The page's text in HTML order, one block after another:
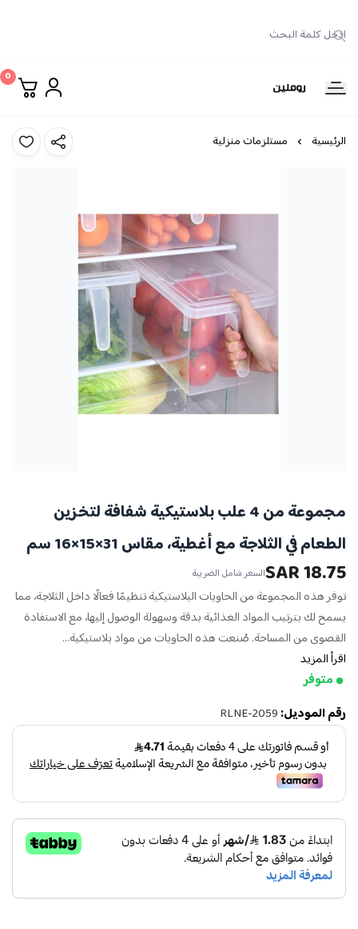
روملين
0
الرئيسية مستلزمات منزلية
مجموعة من 4 علب بلاستيكية شفافة لتخزين
الطعام في الثلاجة مع أغطية، مقاس 31×15×16 سم
18.75 SAR السعر شامل الضريبة
توفر هذه المجموعة من الحاويات البلاستيكية تنظيمًا فعالًا داخل الثلاجة، مما
يسمح لك بترتيب المواد الغذائية بدقة وسهولة الوصول إليها، مع الاستفادة
القصوى من المساحة. صُنعت هذه الحاويات من مواد بلاستيكية...
اقرأ المزيد
متوفر
رقم الموديل: RLNE-2059